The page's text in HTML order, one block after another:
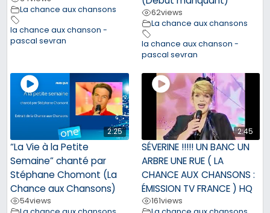
La chance aux chansons
la chance aux chanson -
pascal sevran
62views
La chance aux chansons
la chance aux chanson -
pascal sevran
2:25
“La Vie à la Petite
Semaine” chanté par
Stéphane Chomont (La
Chance aux Chansons)
54views
2:45
SÉVERINE !!!!! UN BANC UN
ARBRE UNE RUE ( LA
CHANCE AUX CHANSONS :
ÉMISSION TV FRANCE ) HQ
161views